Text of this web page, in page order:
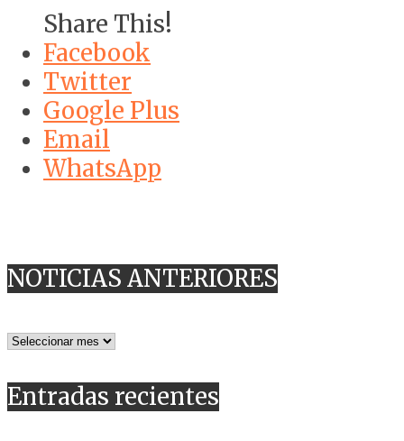
Share This!
Facebook
Twitter
Google Plus
Email
WhatsApp
NOTICIAS ANTERIORES
NOTICIAS
Entradas recientes